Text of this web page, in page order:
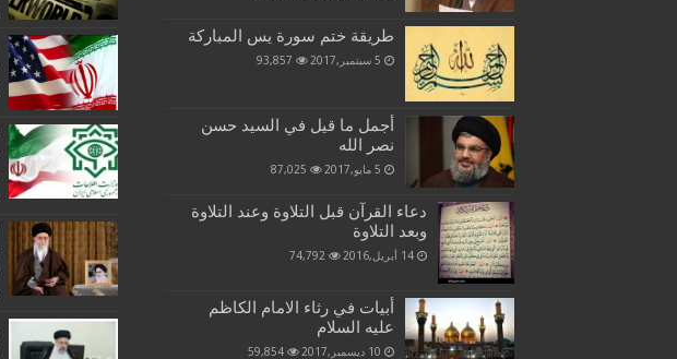
طريقة ختم سورة يس المباركة
5 سبتمبر,2017 93,857
أجمل ما قيل في السيد حسن
نصر الله
5 مايو,2017 87,025
دعاء القرآن قبل التلاوة وعند التلاوة
وبعد التلاوة
14 أبريل,2016 74,792
أبيات في رثاء الامام الكاظم
عليه السلام
10 ديسمبر,2017 59,854